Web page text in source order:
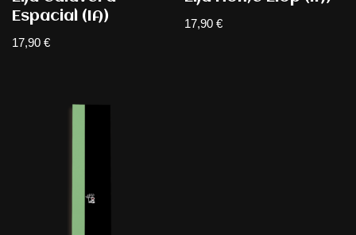
Espacial (IA)
17,90 €
17,90€